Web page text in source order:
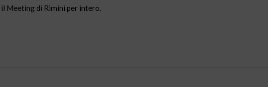
Meeting di Rimini per intero.